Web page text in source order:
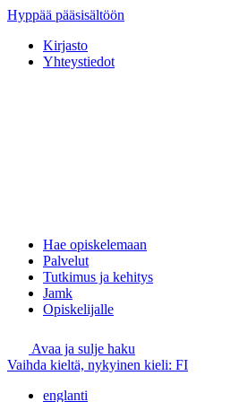
Hyppää pääsisältöön
Kirjasto
Yhteystiedot
Hae opiskelemaan
Palvelut
Tutkimus ja kehitys
Jamk
Opiskelijalle
Avaa ja sulje haku
Vaihda kieltä, nykyinen kieli: FI
englanti